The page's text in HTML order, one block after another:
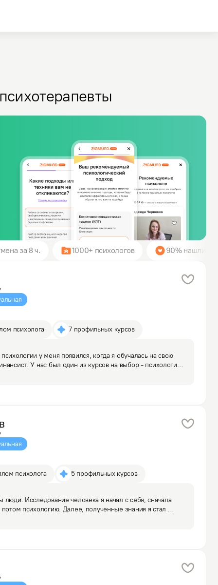
за 8 ч. 1000+ психологов 90% нашли
психолога 7 профильных курсов
у меня появился, когда я обучалась на свою
У нас был один из курсов на выбор - психология,
дал мне несколько книг по психологии
психолога 5 профильных курсов
Исследование человека я начал с себя, сначала
психологию. Далее, полученные знания я стал
людьми. Мне нравится помогать людям